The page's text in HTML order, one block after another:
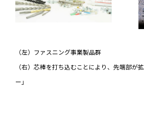
（左）ファスニング事業製品群
（右）芯棒を打ち込むことにより、先端部が
ー」